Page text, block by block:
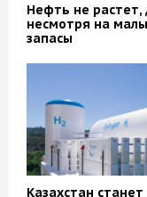
Нефть не растет,
несмотря на
запасы
Казахстан станет